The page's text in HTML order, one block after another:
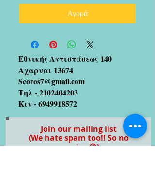
Αγορά
Εθνικής Αντιστάσεως 140
Αχαρναι 13674
Scoros7@gmail.com
Τηλ -2102404203
Κιν -6949918572
Join our mailing list
(We hate spam too!! So no
worries 😉)